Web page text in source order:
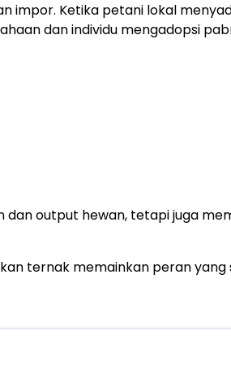
impor. Ketika petani lokal
dan individu mengadopsi
dan output hewan, tetapi juga
ternak memainkan peran yang